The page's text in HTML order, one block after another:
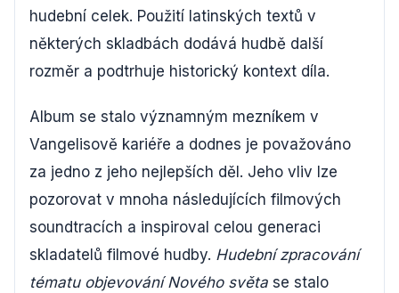
hudební celek. Použití latinských textů v
některých skladbách dodává hudbě další
rozměr a podtrhuje historický kontext díla.
Album se stalo významným mezníkem v
Vangelisově kariéře a dodnes je považováno
za jedno z jeho nejlepších děl. Jeho vliv lze
pozorovat v mnoha následujících filmových
soundtracích a inspiroval celou generaci
skladatelů filmové hudby. Hudební zpracování
tématu objevování Nového světa se stalo